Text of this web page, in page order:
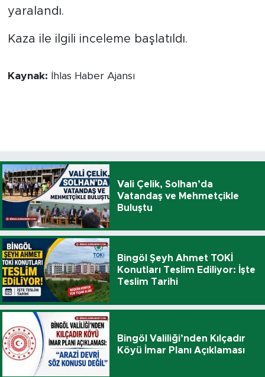
yaralandı.
Kaza ile ilgili inceleme başlatıldı.
Kaynak: İhlas Haber Ajansı
Vali Çelik, Solhan’da
Vatandaş ve Mehmetçikle
Buluştu
Bingöl Şeyh Ahmet TOKİ
Konutları Teslim Ediliyor: İşte
Teslim Tarihi
Bingöl Valiliği’nden Kılçadır
Köyü İmar Planı Açıklaması